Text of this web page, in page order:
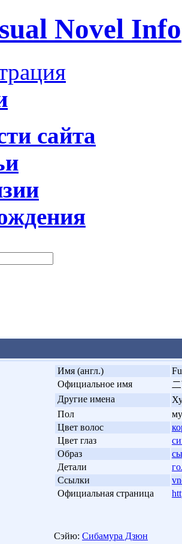
Novel Info
сайта
Имя (англ.)
Официальное имя
Другие имена
Пол
Цвет волос
Цвет глаз
Образ
Детали
Ссылки
Официальная страница
Сэйю: Сибамура Дзюн